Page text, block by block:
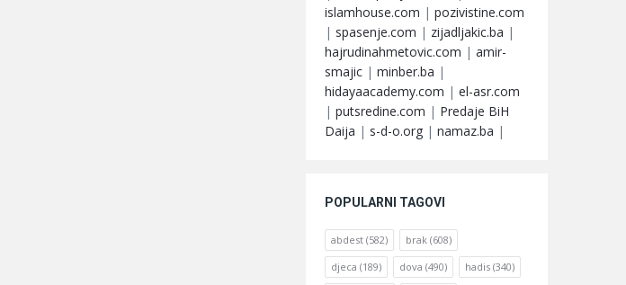
islamhouse.com | pozivistine.com
| spasenje.com | zijadljakic.ba |
hajrudinahmetovic.com | amir-
smajic | minber.ba |
hidayaacademy.com | el-asr.com
| putsredine.com | Predaje BiH
Daija | s-d-o.org | namaz.ba |
POPULARNI TAGOVI
abdest (582) brak (608)
djeca (189) dova (490) hadis (340)